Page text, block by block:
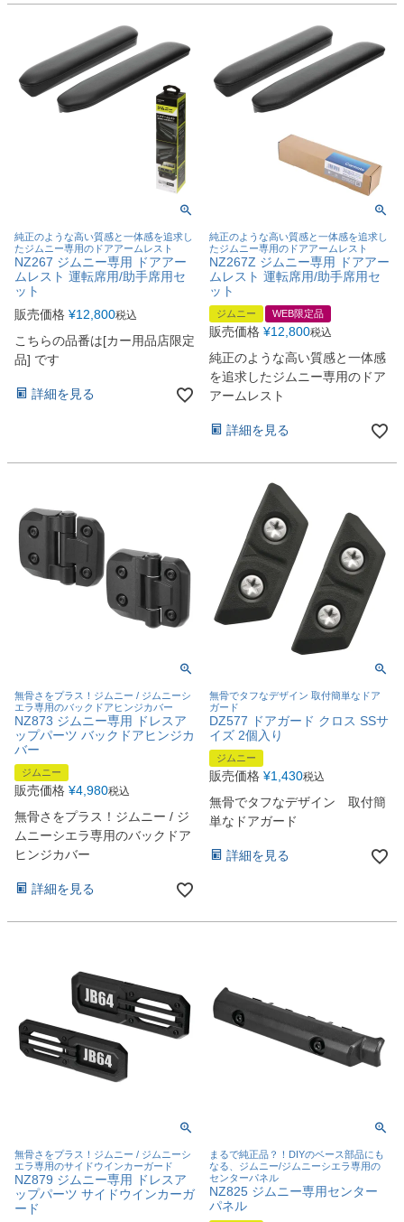
純正のような高い質感と一体感を追求し
たジムニー専用のドアアームレスト
NZ267 ジムニー専用 ドアアー
ムレスト 運転席用/助手席用セ
ット
販売価格 ¥12,800税込
こちらの品番は[カー用品店限定
品] です
詳細を見る
純正のような高い質感と一体感を追求し
たジムニー専用のドアアームレスト
NZ267Z ジムニー専用 ドアアー
ムレスト 運転席用/助手席用セ
ット
ジムニー WEB限定品
販売価格 ¥12,800税込
純正のような高い質感と一体感
を追求したジムニー専用のドア
アームレスト
詳細を見る
無骨さをプラス！ジムニー / ジムニーシ
エラ専用のバックドアヒンジカバー
NZ873 ジムニー専用 ドレスア
ップパーツ バックドアヒンジカ
バー
ジムニー
販売価格 ¥4,980税込
無骨さをプラス！ジムニー / ジ
ムニーシエラ専用のバックドア
ヒンジカバー
詳細を見る
無骨でタフなデザイン 取付簡単なドア
ガード
DZ577 ドアガード クロス SSサ
イズ 2個入り
ジムニー
販売価格 ¥1,430税込
無骨でタフなデザイン 取付簡
単なドアガード
詳細を見る
無骨さをプラス！ジムニー / ジムニーシ
エラ専用のサイドウインカーガード
NZ879 ジムニー専用 ドレスア
ップパーツ サイドウインカーガ
ード
まるで純正品？！DIYのベース部品にも
なる、ジムニー/ジムニーシエラ専用の
センターパネル
NZ825 ジムニー専用センター
パネル